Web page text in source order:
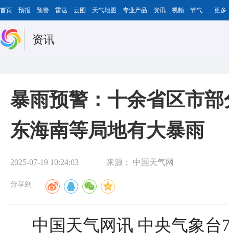
首页 预报 预警 雷达 云图 天气地图 专业产品 资讯 视频 节气 更多
资讯
暴雨预警：十余省区市
东海南等局地有大暴雨
2025-07-19 10:24:03 来源： 中国天气网
分享到
中国天气网讯 中央气象台